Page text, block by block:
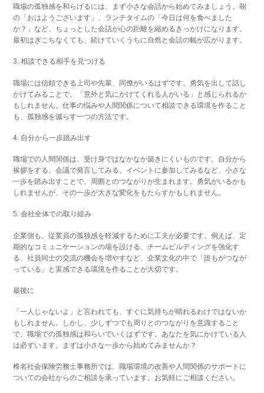
職場の孤独感を和らげるには、まず小さな会話から始めてみましょう。朝
の「おはようございます」、ランチタイムの「今日は何を食べました
か？」など、ちょっとした会話が心の距離を縮めるきっかけになります。
最初はぎこちなくても、続けていくうちに自然と会話の幅が広がります。
3. 相談できる相手を見つける
職場には信頼できる上司や先輩、同僚がいるはずです。勇気を出して話し
かけてみることで、「意外と気にかけてくれる人がいる」と感じられるか
もしれません。仕事の悩みや人間関係について相談できる環境を作ること
も、孤独感を減らす一つの方法です。
4. 自分から一歩踏み出す
職場での人間関係は、受け身ではなかなか築きにくいものです。自分から
挨拶をする、会議で発言してみる、イベントに参加してみるなど、小さな
一歩を踏み出すことで、周囲とのつながりが生まれます。勇気がいるかも
しれませんが、その一歩が大きな変化をもたらすかもしれません。
5. 会社全体での取り組み
企業側も、従業員の孤独感を軽減するために工夫が必要です。例えば、定
期的なコミュニケーションの場を設ける、チームビルディングを強化す
る、社員同士の交流の機会を増やすなど、企業文化の中で「誰もがつなが
っている」と実感できる環境を作ることが大切です。
最後に
「一人じゃないよ」と言われても、すぐに気持ちが晴れるわけではないか
もしれません。しかし、少しずつでも周りとのつながりを意識すること
で、職場での孤独感は和らいでいくはずです。あなたを気にかけている人
は必ずいます。まずは小さな一歩から始めてみませんか？
椎名社会保険労務士事務所では、職場環境の改善や人間関係のサポートに
ついての会社からのご相談を承っています。お気軽にご相談ください。